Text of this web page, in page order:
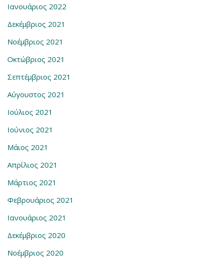
Ιανουάριος 2022
Δεκέμβριος 2021
Νοέμβριος 2021
Οκτώβριος 2021
Σεπτέμβριος 2021
Αύγουστος 2021
Ιούλιος 2021
Ιούνιος 2021
Μάιος 2021
Απρίλιος 2021
Μάρτιος 2021
Φεβρουάριος 2021
Ιανουάριος 2021
Δεκέμβριος 2020
Νοέμβριος 2020